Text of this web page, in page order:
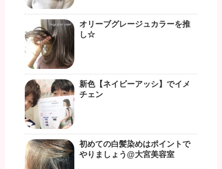
オリーブグレージュカラーを推
し☆
新色【ネイビーアッシ】でイメ
チェン
初めての白髪染めはポイントで
やりましょう@大宮美容室